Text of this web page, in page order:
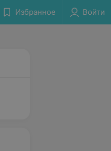
Избранное Войти